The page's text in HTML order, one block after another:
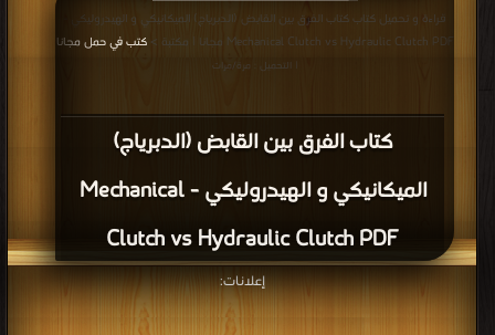
كتاب الفرق بين القابض (الدبرياج)
الميكانيكي و الهيدروليكي - Mechanical
Clutch vs Hydraulic Clutch PDF
قراءة و تحميل كتاب كتاب الفرق بين القابض (الدبرياج) الميكانيكي و الهيدروليكي -
Mechanical Clutch vs Hydraulic Clutch PDF مجانا | مكتبة >
كتب في حمل مجانا
| التحميل : مرة/مرات
إعلانات: